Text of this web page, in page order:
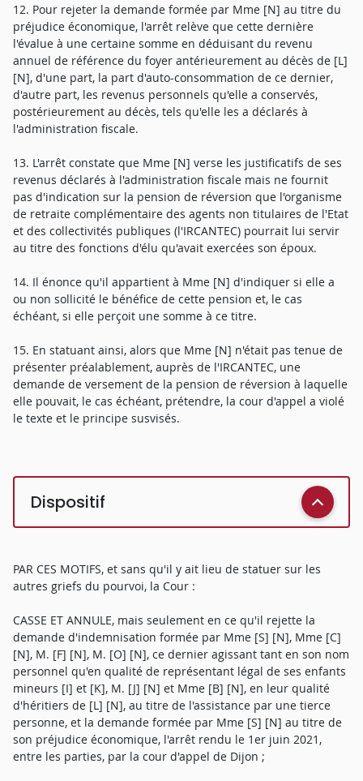
12. Pour rejeter la demande formée par Mme [N] au titre du
préjudice économique, l'arrêt relève que cette dernière
l'évalue à une certaine somme en déduisant du revenu
annuel de référence du foyer antérieurement au décès de [L]
[N], d'une part, la part d'auto-consommation de ce dernier,
d'autre part, les revenus personnels qu'elle a conservés,
postérieurement au décès, tels qu'elle les a déclarés à
l'administration fiscale.
13. L'arrêt constate que Mme [N] verse les justificatifs de ses
revenus déclarés à l'administration fiscale mais ne fournit
pas d'indication sur la pension de réversion que l'organisme
de retraite complémentaire des agents non titulaires de l'Etat
et des collectivités publiques (l'IRCANTEC) pourrait lui servir
au titre des fonctions d'élu qu'avait exercées son époux.
14. Il énonce qu'il appartient à Mme [N] d'indiquer si elle a
ou non sollicité le bénéfice de cette pension et, le cas
échéant, si elle perçoit une somme à ce titre.
15. En statuant ainsi, alors que Mme [N] n'était pas tenue de
présenter préalablement, auprès de l'IRCANTEC, une
demande de versement de la pension de réversion à laquelle
elle pouvait, le cas échéant, prétendre, la cour d'appel a violé
le texte et le principe susvisés.
Dispositif
PAR CES MOTIFS, et sans qu'il y ait lieu de statuer sur les
autres griefs du pourvoi, la Cour :
CASSE ET ANNULE, mais seulement en ce qu'il rejette la
demande d'indemnisation formée par Mme [S] [N], Mme [C]
[N], M. [F] [N], M. [O] [N], ce dernier agissant tant en son nom
personnel qu'en qualité de représentant légal de ses enfants
mineurs [I] et [K], M. [J] [N] et Mme [B] [N], en leur qualité
d'héritiers de [L] [N], au titre de l'assistance par une tierce
personne, et la demande formée par Mme [S] [N] au titre de
son préjudice économique, l'arrêt rendu le 1er juin 2021,
entre les parties, par la cour d'appel de Dijon ;